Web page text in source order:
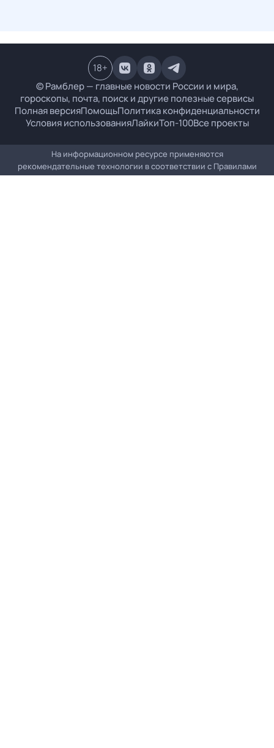
© Рамблер — главные новости России и мира,
гороскопы, почта, поиск и другие полезные сервисы
Полная версияПомощьПолитика конфиденциальности
Условия использованияЛайкиТоп-100Все проекты
18+
На информационном ресурсе применяются
рекомендательные технологии в соответствии с Правилами